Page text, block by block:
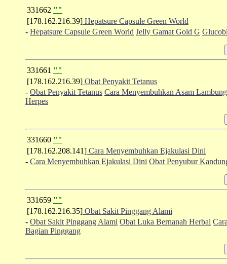
331662 ""
[178.162.216.39] Hepatsure Capsule Green World
- Hepatsure Capsule Green World Jelly Gamat Gold G
331661 ""
[178.162.216.39] Obat Penyakit Tetanus
- Obat Penyakit Tetanus Cara Menyembuhkan Asam
Herpes
331660 ""
[178.162.208.141] Cara Menyembuhkan Ejakulasi Dini
- Cara Menyembuhkan Ejakulasi Dini Obat Penyubur
331659 ""
[178.162.216.35] Obat Sakit Pinggang Alami
- Obat Sakit Pinggang Alami Obat Luka Bernanah Herbal
Bagian Pinggang